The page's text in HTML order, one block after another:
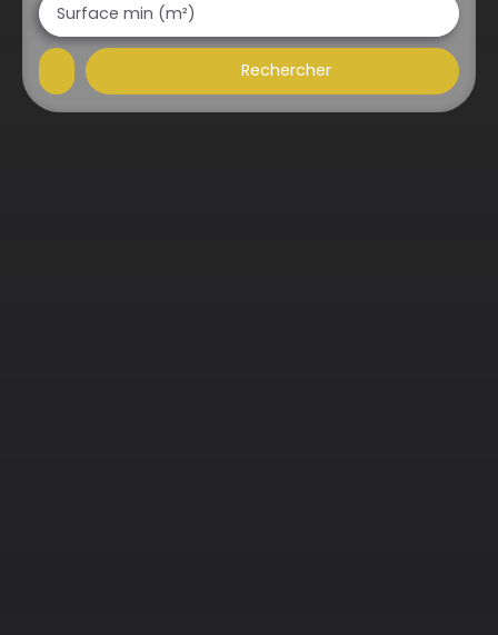
Surface min (m²)
Rechercher